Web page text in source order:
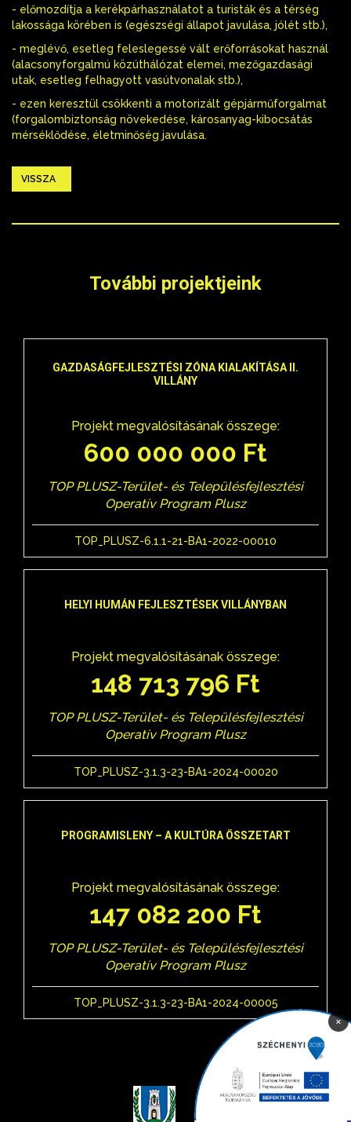
- előmozdítja a kerékpárhasználatot a turisták és a térség
lakossága körében is (egészségi állapot javulása, jólét stb.),
- meglévő, esetleg feleslegessé vált erőforrásokat használ
(alacsonyforgalmú közúthálózat elemei, mezőgazdasági
utak, esetleg felhagyott vasútvonalak stb.),
- ezen keresztül csökkenti a motorizált gépjárműforgalmat
(forgalombiztonság növekedése, károsanyag-kibocsátás
mérséklődése, életminőség javulása.
VISSZA
További projektjeink
GAZDASÁGFEJLESZTÉSI ZÓNA KIALAKÍTÁSA II.
VILLÁNY
Projekt megvalósításának összege:
600 000 000 Ft
TOP PLUSZ-Terület- és Településfejlesztési
Operatív Program Plusz
TOP_PLUSZ-6.1.1-21-BA1-2022-00010
HELYI HUMÁN FEJLESZTÉSEK VILLÁNYBAN
Projekt megvalósításának összege:
148 713 796 Ft
TOP PLUSZ-Terület- és Településfejlesztési
Operatív Program Plusz
TOP_PLUSZ-3.1.3-23-BA1-2024-00020
PROGRAMISLENY – A KULTÚRA ÖSSZETART
Projekt megvalósításának összege:
147 082 200 Ft
TOP PLUSZ-Terület- és Településfejlesztési
Operatív Program Plusz
TOP_PLUSZ-3.1.3-23-BA1-2024-00005
×